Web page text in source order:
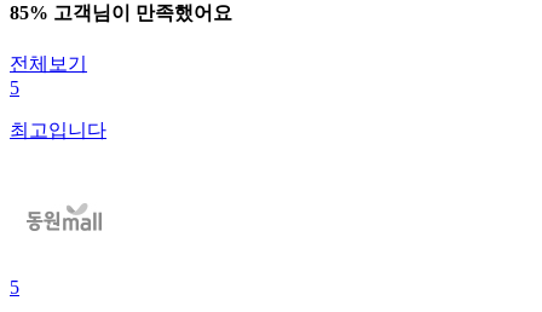
85% 고객님이 만족했어요
전체보기
5
최고입니다
5